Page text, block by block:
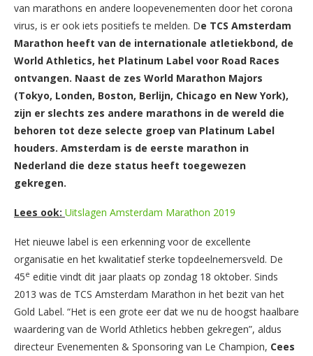
van marathons en andere loopevenementen door het corona
virus, is er ook iets positiefs te melden. De TCS Amsterdam
Marathon heeft van de internationale atletiekbond, de
World Athletics, het Platinum Label voor Road Races
ontvangen. Naast de zes World Marathon Majors
(Tokyo, Londen, Boston, Berlijn, Chicago en New York),
zijn er slechts zes andere marathons in de wereld die
behoren tot deze selecte groep van Platinum Label
houders. Amsterdam is de eerste marathon in
Nederland die deze status heeft toegewezen
gekregen.
Lees ook: Uitslagen Amsterdam Marathon 2019
Het nieuwe label is een erkenning voor de excellente
organisatie en het kwalitatief sterke topdeelnemersveld. De
45e editie vindt dit jaar plaats op zondag 18 oktober. Sinds
2013 was de TCS Amsterdam Marathon in het bezit van het
Gold Label. “Het is een grote eer dat we nu de hoogst haalbare
waardering van de World Athletics hebben gekregen”, aldus
directeur Evenementen & Sponsoring van Le Champion, Cees